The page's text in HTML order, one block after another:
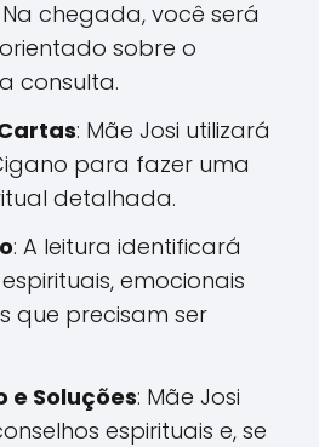
Na chegada, você será
sobre o
consulta.
: Mãe Josi utilizará
para fazer uma
detalhada.
: A leitura identificará
emocionais
que precisam ser
e Soluções: Mãe Josi
espirituais e, se